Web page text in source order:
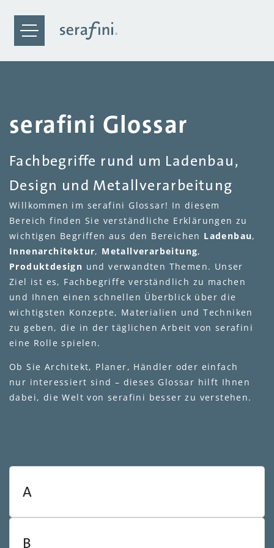
serafini Glossar
Fachbegriffe rund um Ladenbau,
Design und Metallverarbeitung
Willkommen im serafini Glossar! In diesem
Bereich finden Sie verständliche Erklärungen zu
wichtigen Begriffen aus den Bereichen Ladenbau,
Innenarchitektur, Metallverarbeitung,
Produktdesign und verwandten Themen. Unser
Ziel ist es, Fachbegriffe verständlich zu machen
und Ihnen einen schnellen Überblick über die
wichtigsten Konzepte, Materialien und Techniken
zu geben, die in der täglichen Arbeit von serafini
eine Rolle spielen.
Ob Sie Architekt, Planer, Händler oder einfach
nur interessiert sind – dieses Glossar hilft Ihnen
dabei, die Welt von serafini besser zu verstehen.
A
B